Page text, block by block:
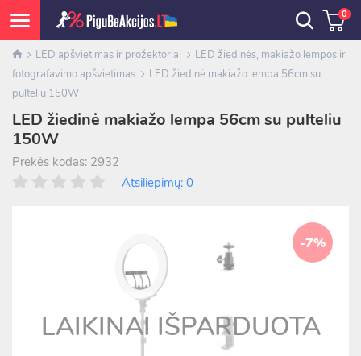
0
LED apšvietimas ir prožektoriai
LED žiedinės, makiažo lempos ir
fotografavimo apšvietimas
LED žiedinė makiažo lempa 56cm su
pulteliu 150W
LED žiedinė makiažo lempa 56cm su pulteliu
150W
Prekės kodas: 2932
Atsiliepimų: 0
-7%
LAIKINAI IŠPARDUOTA